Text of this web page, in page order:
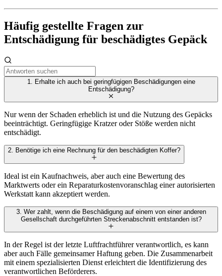
Häufig gestellte Fragen zur
Entschädigung für beschädigtes Gepäck
1. Erhalte ich auch bei geringfügigen Beschädigungen eine
Entschädigung?
Nur wenn der Schaden erheblich ist und die Nutzung des Gepäcks
beeinträchtigt. Geringfügige Kratzer oder Stöße werden nicht
entschädigt.
2. Benötige ich eine Rechnung für den beschädigten Koffer?
Ideal ist ein Kaufnachweis, aber auch eine Bewertung des
Marktwerts oder ein Reparaturkostenvoranschlag einer autorisierten
Werkstatt kann akzeptiert werden.
3. Wer zahlt, wenn die Beschädigung auf einem von einer anderen
Gesellschaft durchgeführten Streckenabschnitt entstanden ist?
In der Regel ist der letzte Luftfrachtführer verantwortlich, es kann
aber auch Fälle gemeinsamer Haftung geben. Die Zusammenarbeit
mit einem spezialisierten Dienst erleichtert die Identifizierung des
verantwortlichen Beförderers.